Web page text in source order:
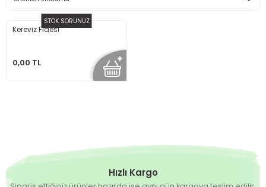
STOK SORUNUZ
Kereviz Fidesi
0,00 TL
Hızlı Kargo